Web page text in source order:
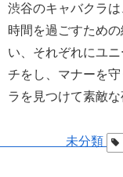
渋谷のキャバクラ
時間を過ごすため
い、それぞれにユ
チをし、マナーを
ラを見つけて素敵な
未分類